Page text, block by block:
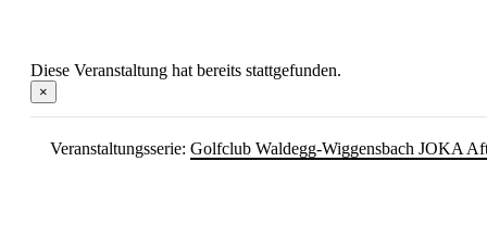
Diese Veranstaltung hat bereits stattgefunden.
×
Veranstaltungsserie: Golfclub Waldegg-Wiggensbach JOKA